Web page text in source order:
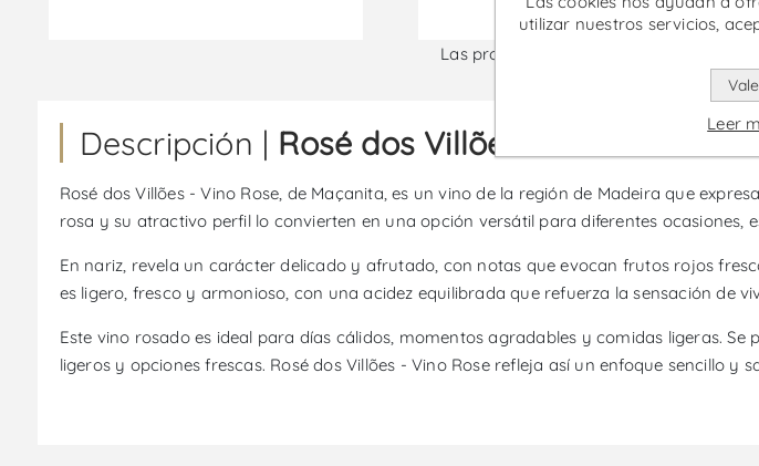
Las promociones están disponibles
Descripción | Rosé dos Villões - Vino Rose
Rosé dos Villões - Vino Rose, de Maçanita, es un vino de la región de Madeira que
rosa y su atractivo perfil lo convierten en una opción versátil para diferentes
En nariz, revela un carácter delicado y afrutado, con notas que evocan frutos rojos
es ligero, fresco y armonioso, con una acidez equilibrada que refuerza la sensación de
Este vino rosado es ideal para días cálidos, momentos agradables y comidas ligeras.
ligeros y opciones frescas. Rosé dos Villões - Vino Rose refleja así un enfoque sencillo
utilizar nuestros servicios,
Vale
Leer